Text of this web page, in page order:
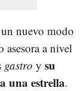
nuevo modo
asesora a nivel
gastro y su
una estrella.